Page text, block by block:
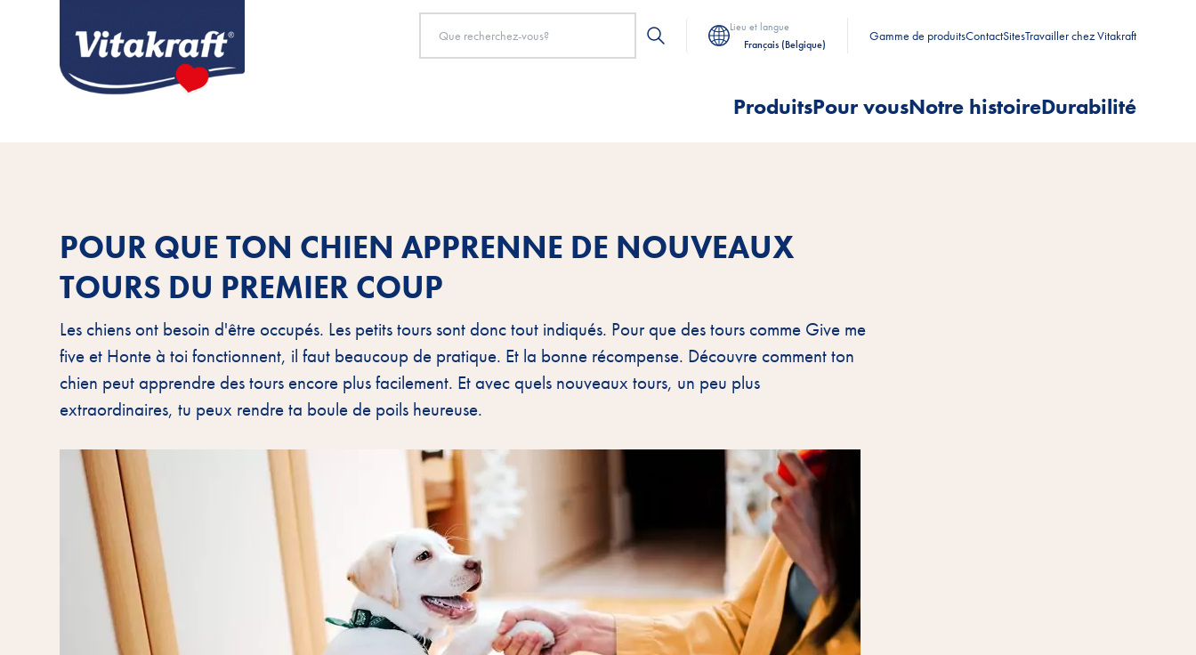
Lieu et langue
Français (Belgique)
Gamme de produitsContactSitesTravailler chez Vitakraft
ProduitsPour vousNotre histoireDurabilité
POUR QUE TON CHIEN APPRENNE DE NOUVEAUX
TOURS DU PREMIER COUP
Les chiens ont besoin d'être occupés. Les petits tours sont donc tout indiqués. Pour que des tours comme Give me
five et Honte à toi fonctionnent, il faut beaucoup de pratique. Et la bonne récompense. Découvre comment ton
chien peut apprendre des tours encore plus facilement. Et avec quels nouveaux tours, un peu plus
extraordinaires, tu peux rendre ta boule de poils heureuse.